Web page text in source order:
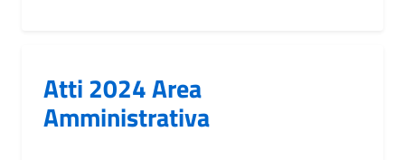
Atti 2024 Area
Amministrativa